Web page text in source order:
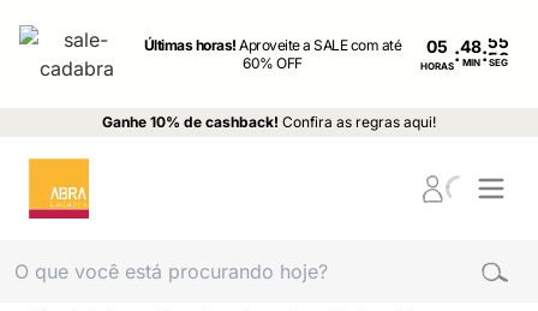
Últimas horas!Aproveite a SALE com até
60% OFF
05
HORAS: MIN : SEG
Ganhe 10% de cashback! Confira as regras aqui!